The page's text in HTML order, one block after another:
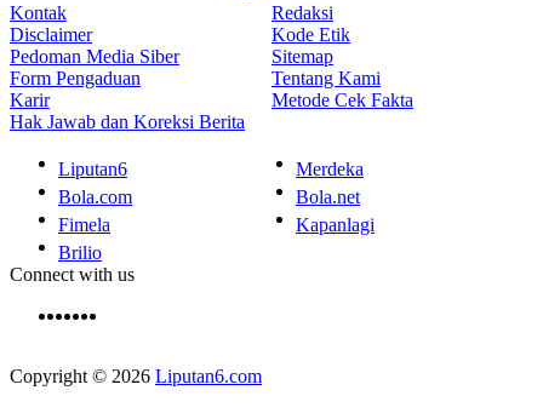
Kontak
Redaksi
Disclaimer
Kode Etik
Pedoman Media Siber
Sitemap
Form Pengaduan
Tentang Kami
Karir
Metode Cek Fakta
Hak Jawab dan Koreksi Berita
Liputan6
Merdeka
Bola.com
Bola.net
Fimela
Kapanlagi
Brilio
Connect with us
Copyright © 2026 Liputan6.com